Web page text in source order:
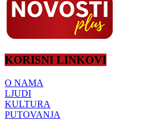
KORISNI LINKOVI
O NAMA
LJUDI
KULTURA
PUTOVANJA